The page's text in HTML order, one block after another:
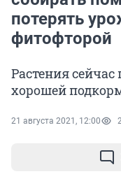
потерять
фитофторой
Растения
хорошей
21 августа 2021, 12:00